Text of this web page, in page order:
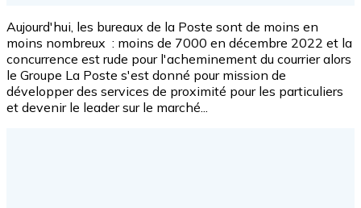
Aujourd'hui, les bureaux de la Poste sont de moins en
moins nombreux : moins de 7000 en décembre 2022 et la
concurrence est rude pour l'acheminement du courrier alors
le Groupe La Poste s'est donné pour mission de
développer des services de proximité pour les particuliers
et devenir le leader sur le marché...